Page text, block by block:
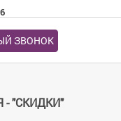
ЗВОНОК
- "СКИДКИ"